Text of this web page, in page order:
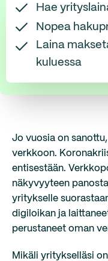
Hae
Nopea
Laina
kuluessa
Jo vuosia on
verkkoon.
entisestään.
näkyvyyteen
yritykselle
digiloikan ja
perustaneet oman
Mikäli yritykselläsi